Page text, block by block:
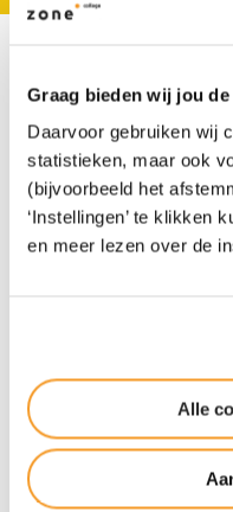
Graag bieden wij jou
Daarvoor gebruiken wij
statistieken, maar ook
(bijvoorbeeld het
‘Instellingen’ te klikken
en meer lezen over de
Alle
““Vraag
kind heb
en zijn jongere zus
vertelt hoe die …
Lees het